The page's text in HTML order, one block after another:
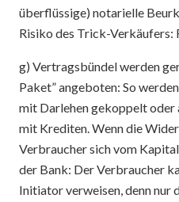
überflüssige) notarielle
Risiko des Trick-Verkäufers:
g) Vertragsbündel werden
Paket” angeboten: So
mit Darlehen gekoppelt
mit Krediten. Wenn die
Verbraucher sich vom
der Bank: Der Verbraucher
Initiator verweisen, denn nur